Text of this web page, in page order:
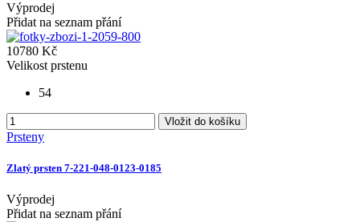
Výprodej
Přidat na seznam přání
10780 Kč
Velikost prstenu
54
Vložit do košíku
Prsteny
Zlatý prsten 7-221-048-0123-0185
Výprodej
Přidat na seznam přání